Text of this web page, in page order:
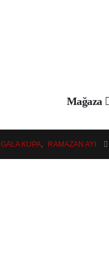
Mağaza
GALA KUPA, RAMAZAN AYI